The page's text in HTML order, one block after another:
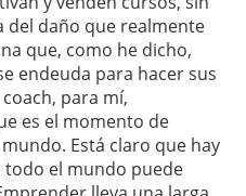
del daño que realmente
que, como he dicho,
endeuda para hacer sus
para mí,
es el momento de
Está claro que hay
el mundo puede